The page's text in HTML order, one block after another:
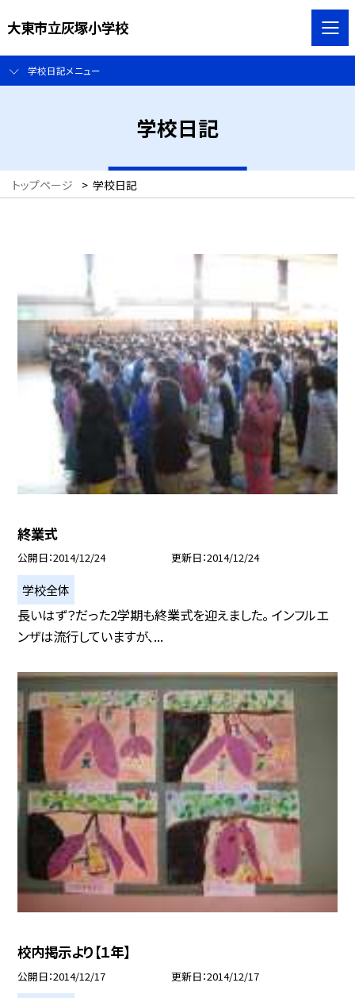
大東市立灰塚小学校
学校日記メニュー
学校日記
トップページ > 学校日記
終業式
公開日 2014/12/24 更新日 2014/12/24
学校全体
長いはず？だった2学期も終業式を迎えました。 インフルエ
ンザは流行していますが、...
校内掲示より【１年】
公開日 2014/12/17 更新日 2014/12/17